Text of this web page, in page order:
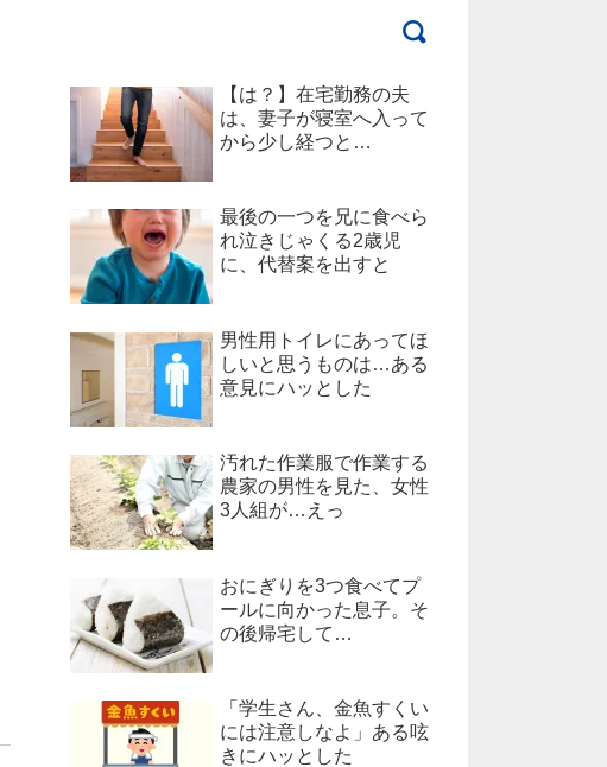
【は？】在宅勤務の夫
は、妻子が寝室へ入って
から少し経つと…
最後の一つを兄に食べら
れ泣きじゃくる2歳児
に、代替案を出すと
男性用トイレにあってほ
しいと思うものは…ある
意見にハッとした
汚れた作業服で作業する
農家の男性を見た、女性
3人組が…えっ
おにぎりを3つ食べてプ
ールに向かった息子。そ
の後帰宅して…
「学生さん、金魚すくい
には注意しなよ」ある呟
きにハッとした